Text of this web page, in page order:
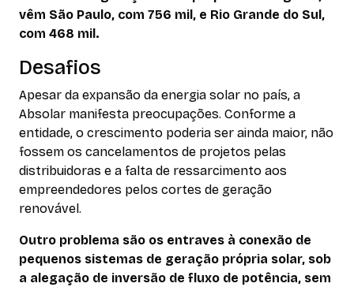
vêm São Paulo, com 756 mil, e Rio Grande do Sul,
com 468 mil.
Desafios
Apesar da expansão da energia solar no país, a
Absolar manifesta preocupações. Conforme a
entidade, o crescimento poderia ser ainda maior, não
fossem os cancelamentos de projetos pelas
distribuidoras e a falta de ressarcimento aos
empreendedores pelos cortes de geração
renovável.
Outro problema são os entraves à conexão de
pequenos sistemas de geração própria solar, sob
a alegação de inversão de fluxo de potência, sem